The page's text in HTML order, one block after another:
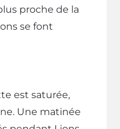
proche de la
se font
est saturée,
Une matinée